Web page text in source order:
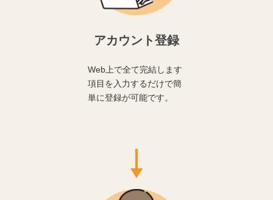
アカウント登録
Web上で全て完結します
項目を入力するだけで簡
単に登録が可能です。